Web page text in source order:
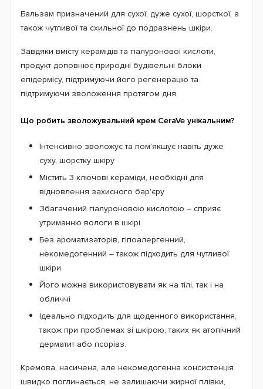
Бальзам призначений для сухої, дуже сухої, шорсткої, а
також чутливої ​​та схильної до подразнень шкіри.
Завдяки вмісту керамідів та гіалуронової кислоти,
продукт доповнює природні будівельні блоки
епідермісу, підтримуючи його регенерацію та
підтримуючи зволоження протягом дня.
Що робить зволожувальний крем CeraVe унікальним?
Інтенсивно зволожує та пом'якшує навіть дуже
суху, шорстку шкіру
Містить 3 ключові кераміди, необхідні для
відновлення захисного бар'єру
Збагачений гіалуроновою кислотою – сприяє
утриманню вологи в шкірі
Без ароматизаторів, гіпоалергенний,
некомедогенний – також підходить для чутливої ​​
шкіри
Його можна використовувати як на тілі, так і на
обличчі
Ідеально підходить для щоденного використання,
також при проблемах зі шкірою, таких як атопічний
дерматит або псоріаз.
Кремова, насичена, але некомедогенна консистенція
швидко поглинається, не залишаючи жирної плівки,